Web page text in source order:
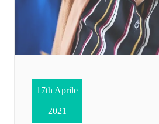
17th Aprile
2021